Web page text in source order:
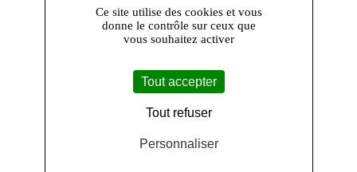
Ce site utilise des cookies et vous
donne le contrôle sur ceux que
vous souhaitez activer
Tout accepter
Tout refuser
Personnaliser